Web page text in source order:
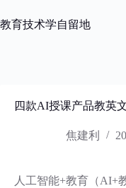
过
教育技术学自留地
四款AI授课产品教英
焦建利
人工智能+教育（AI+